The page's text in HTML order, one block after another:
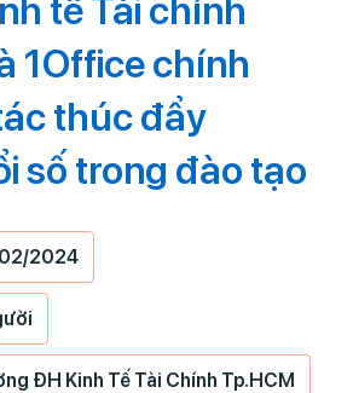
tế Tài chính
1Office chính
thúc đẩy
số trong đào tạo
2024
ĐH Kinh Tế Tài Chính Tp.HCM